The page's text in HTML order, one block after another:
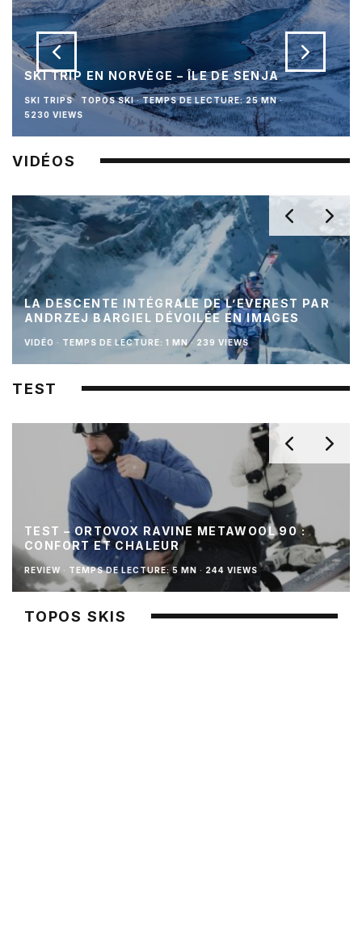
SKI TRIP EN NORVÈGE – ÎLE DE SENJA
SKI TRIPS TOPOS SKI · TEMPS DE LECTURE: 25 MN ·
5230 VIEWS
VIDÉOS
LA DESCENTE INTÉGRALE DE L’EVEREST PAR
ANDRZEJ BARGIEL DÉVOILÉE EN IMAGES
VIDÉO · TEMPS DE LECTURE: 1 MN · 239 VIEWS
TEST
TEST – ORTOVOX RAVINE METAWOOL 90 :
CONFORT ET CHALEUR
REVIEW · TEMPS DE LECTURE: 5 MN · 244 VIEWS
TOPOS SKIS